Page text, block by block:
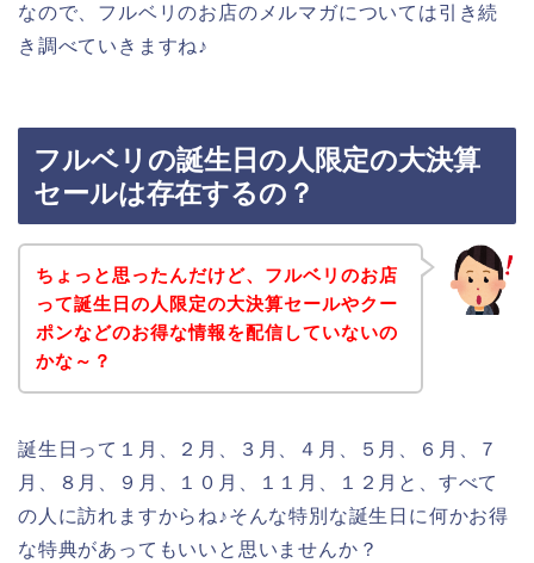
なので、フルベリのお店のメルマガについては引き続
き調べていきますね♪
フルベリの誕生日の人限定の大決算
セールは存在するの？
ちょっと思ったんだけど、フルベリのお店
って誕生日の人限定の大決算セールやクー
ポンなどのお得な情報を配信していないの
かな～？
誕生日って１月、２月、３月、４月、５月、６月、７
月、８月、９月、１０月、１１月、１２月と、すべて
の人に訪れますからね♪そんな特別な誕生日に何かお得
な特典があってもいいと思いませんか？